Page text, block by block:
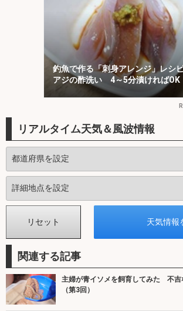
釣魚で作る「刺身アレンジ」レシ
アジの酢洗い 4～5分漬ければOK
リアルタイム天気＆風波情報
関連する記事
主婦が青イソメを飼育してみた 不吉
（第3回）